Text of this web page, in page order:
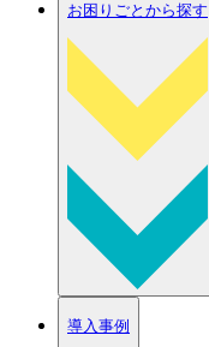
お困りごとから探す
導入事例